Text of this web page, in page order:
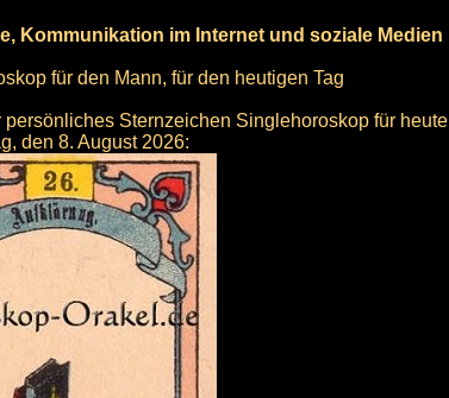
Kommunikation im Internet und soziale Medien
für den Mann, für den heutigen Tag
persönliches Sternzeichen Singlehoroskop für heute
den 8. August 2026: